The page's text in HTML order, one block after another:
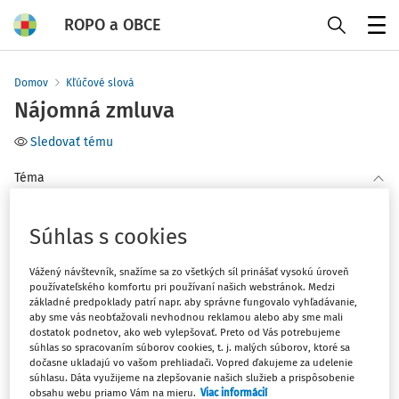
ROPO a OBCE
Domov Kľúčové slová
Nájomná zmluva
Sledovať tému
Téma
Filter
Počet vyhľadaných dokumentov:1
Zoradiť podľa:
Najnovšie
Najstaršie
OTÁZKY A ODPOVEDE
Súhlas s cookies
Vážený návštevník, snažíme sa zo všetkých síl prinášať vysokú úroveň
používateľského komfortu pri používaní našich webstránok. Medzi
základné predpoklady patrí napr. aby správne fungovalo vyhľadávanie,
aby sme vás neobťažovali nevhodnou reklamou alebo aby sme mali
dostatok podnetov, ako web vylepšovať. Preto od Vás potrebujeme
súhlas so spracovaním súborov cookies, t. j. malých súborov, ktoré sa
dočasne ukladajú vo vašom prehliadači. Vopred ďakujeme za udelenie
súhlasu. Dáta využijeme na zlepšovanie našich služieb a prispôsobenie
obsahu webu priamo Vám na mieru. Viac informácií